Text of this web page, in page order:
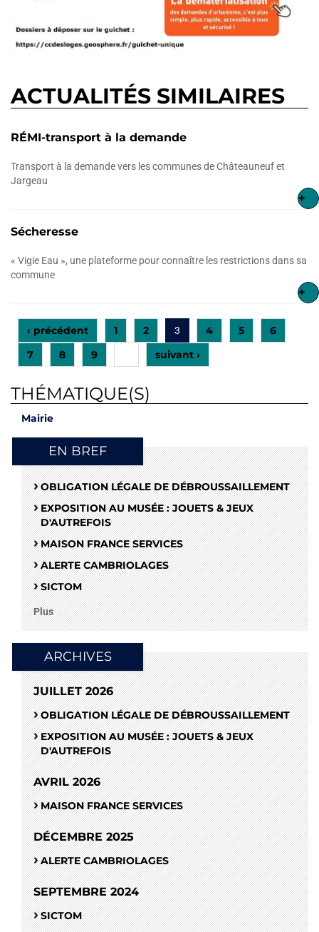
ACTUALITÉS SIMILAIRES
RÉMI-transport à la demande
Transport à la demande vers les communes de Châteauneuf et
Jargeau
+
Sécheresse
« Vigie Eau », une plateforme pour connaître les restrictions dans sa
commune
+
‹ précédent 1 2 3 4 5
6
7
8 9 suivant ›
THÉMATIQUE(S)
Mairie
EN BREF
OBLIGATION LÉGALE DE DÉBROUSSAILLEMENT
EXPOSITION AU MUSÉE : JOUETS & JEUX
D'AUTREFOIS
MAISON FRANCE SERVICES
ALERTE CAMBRIOLAGES
SICTOM
Plus
ARCHIVES
JUILLET 2026
OBLIGATION LÉGALE DE DÉBROUSSAILLEMENT
EXPOSITION AU MUSÉE : JOUETS & JEUX
D'AUTREFOIS
AVRIL 2026
MAISON FRANCE SERVICES
DÉCEMBRE 2025
ALERTE CAMBRIOLAGES
SEPTEMBRE 2024
SICTOM